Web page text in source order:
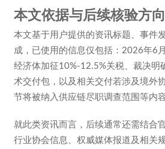
本文依据与后续核验方向
本文基于用户提供的资讯标题、事件
成，已使用的信息仅包括：2026年6
经济体加征10%-12.5%关税、裁决明
术交付包，以及相关交付若涉及境外
节将被纳入供应链尽职调查范围等内容
就此类资讯而言，后续通常还需结合
行业协会信息、权威媒体报道及相关